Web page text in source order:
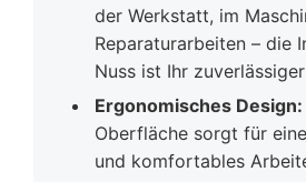
der Werkstatt, im
Reparaturarbeiten – die
Nuss ist Ihr
Ergonomisches Design:
Oberfläche sorgt für
und komfortables